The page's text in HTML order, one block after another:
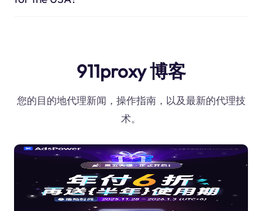
911proxy 博客
您的目的地代理新闻，操作指南，以及最新的代理技
术。